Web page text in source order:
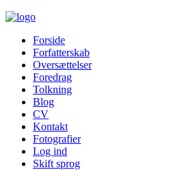
Forside
Forfatterskab
Oversættelser
Foredrag
Tolkning
Blog
CV
Kontakt
Fotografier
Log ind
Skift sprog